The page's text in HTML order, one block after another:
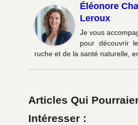
Éléonore
Leroux
Je vous
pour découvrir
ruche et de la santé naturelle,
Articles Qui
Intéresser :